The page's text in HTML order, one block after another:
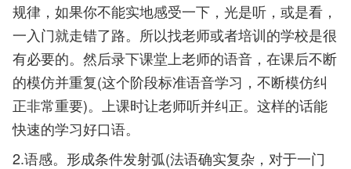
规律，如果你不能实地感受一下，光是听，或是看，
一入门就走错了路。所以找老师或者培训的学校是很
有必要的。然后录下课堂上老师的语音，在课后不断
的模仿并重复(这个阶段标准语音学习，不断模仿纠
正非常重要)。上课时让老师听并纠正。这样的话能
快速的学习好口语。
2.语感。形成条件发射弧(法语确实复杂，对于一门